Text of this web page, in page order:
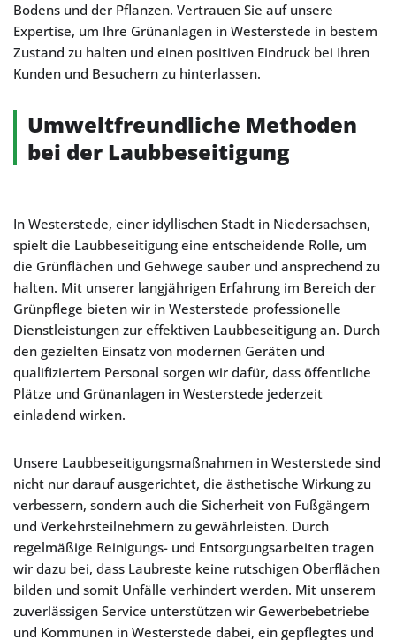
Bodens und der Pflanzen. Vertrauen Sie auf unsere
Expertise, um Ihre Grünanlagen in Westerstede in bestem
Zustand zu halten und einen positiven Eindruck bei Ihren
Kunden und Besuchern zu hinterlassen.
Umweltfreundliche Methoden
bei der Laubbeseitigung
In Westerstede, einer idyllischen Stadt in Niedersachsen,
spielt die Laubbeseitigung eine entscheidende Rolle, um
die Grünflächen und Gehwege sauber und ansprechend zu
halten. Mit unserer langjährigen Erfahrung im Bereich der
Grünpflege bieten wir in Westerstede professionelle
Dienstleistungen zur effektiven Laubbeseitigung an. Durch
den gezielten Einsatz von modernen Geräten und
qualifiziertem Personal sorgen wir dafür, dass öffentliche
Plätze und Grünanlagen in Westerstede jederzeit
einladend wirken.
Unsere Laubbeseitigungsmaßnahmen in Westerstede sind
nicht nur darauf ausgerichtet, die ästhetische Wirkung zu
verbessern, sondern auch die Sicherheit von Fußgängern
und Verkehrsteilnehmern zu gewährleisten. Durch
regelmäßige Reinigungs- und Entsorgungsarbeiten tragen
wir dazu bei, dass Laubreste keine rutschigen Oberflächen
bilden und somit Unfälle verhindert werden. Mit unserem
zuverlässigen Service unterstützen wir Gewerbebetriebe
und Kommunen in Westerstede dabei, ein gepflegtes und